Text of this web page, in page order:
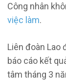
Công nhân
việc làm.
Liên đoàn Lao
báo cáo kết
tâm tháng 3